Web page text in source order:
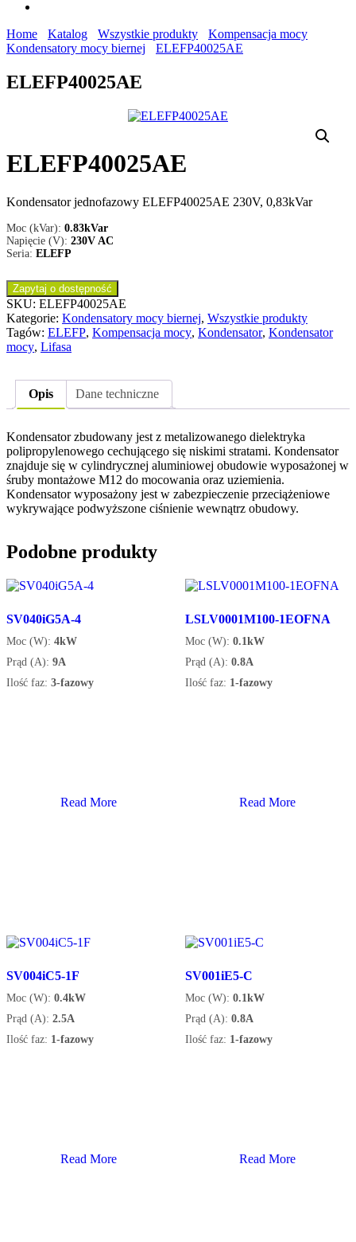
Home Katalog Wszystkie produkty
Kompensacja mocy
Kondensatory mocy biernej
ELEFP40025AE
ELEFP40025AE
ELEFP40025AE
Kondensator jednofazowy ELEFP40025AE 230V, 0,83kVar
Moc (kVar): 0.83kVar
Napięcie (V): 230V AC
Seria: ELEFP
Zapytaj o dostępność
SKU: ELEFP40025AE
Kategorie: Kondensatory mocy biernej, Wszystkie produkty
Tagów: ELEFP, Kompensacja mocy, Kondensator, Kondensator
mocy, Lifasa
Opis Dane techniczne
Kondensator zbudowany jest z metalizowanego dielektryka
polipropylenowego cechującego się niskimi stratami. Kondensator
znajduje się w cylindrycznej aluminiowej obudowie wyposażonej w
śruby montażowe M12 do mocowania oraz uziemienia.
Kondensator wyposażony jest w zabezpieczenie przeciążeniowe
wykrywające podwyższone ciśnienie wewnątrz obudowy.
Podobne produkty
SV040iG5A-4
Moc (W): 4kW
Prąd (A): 9A
Ilość faz: 3-fazowy
Read More
LSLV0001M100-1EOFNA
Moc (W): 0.1kW
Prąd (A): 0.8A
Ilość faz: 1-fazowy
Read More
SV004iC5-1F
Moc (W): 0.4kW
Prąd (A): 2.5A
Ilość faz: 1-fazowy
Read More
SV001iE5-C
Moc (W): 0.1kW
Prąd (A): 0.8A
Ilość faz: 1-fazowy
Read More